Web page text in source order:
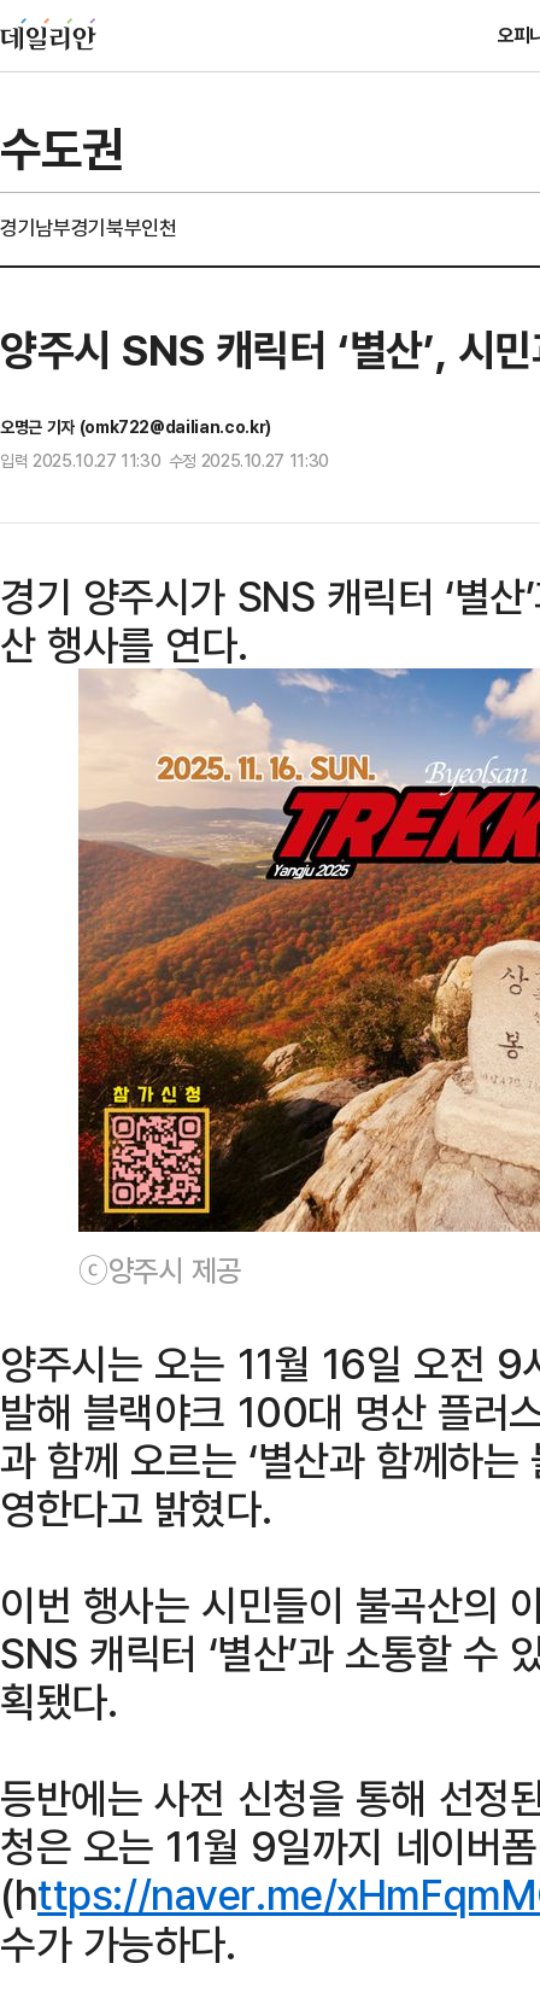
오피
수도권
경기남부경기북부인천
양주시 SNS 캐릭터 ‘별산’, 시
오명근 기자 (omk722@dailian.co.kr)
입력 2025.10.27 11:30 수정 2025.10.27 11:30
경기 양주시가 SNS 캐릭터 ‘별
산 행사를 연다.
ⓒ양주시 제공
양주시는 오는 11월 16일 오전 9
발해 블랙야크 100대 명산 플러
과 함께 오르는 ‘별산과 함께하는
영한다고 밝혔다.
이번 행사는 시민들이 불곡산의
SNS 캐릭터 ‘별산’과 소통할 수
획됐다.
등반에는 사전 신청을 통해 선정
청은 오는 11월 9일까지 네이버폼
(https://naver.me/
수가 가능하다.